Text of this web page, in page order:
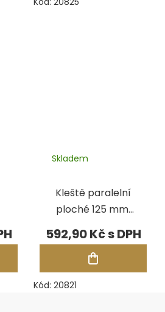
Kleště paralelní
ploché 125 mm,
vroubkované
čelisti
Skladem
592,90 Kč
Kód: 20821